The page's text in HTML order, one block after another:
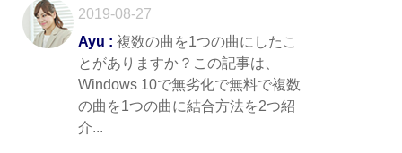
2019-08-27
Ayu : 複数の曲を1つの曲にしたこ
とがありますか？この記事は、
Windows 10で無劣化で無料で複数
の曲を1つの曲に結合方法を2つ紹
介...